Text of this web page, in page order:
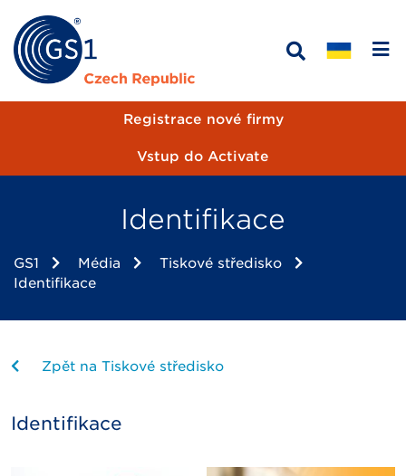
Registrace nové firmy
Vstup do Activate
Identifikace
GS1 Média
Tiskové středisko
Identifikace
Zpět na Tiskové středisko
Identifikace